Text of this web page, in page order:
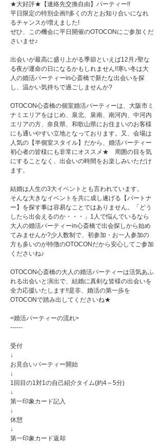
★大好評★【連絡先交換自由】パーティー!!
平日限定の特別企画!!多くの方とお知り合いになれ
るチャンスが増えました!
ぜひ、この機会に平日開催のOTOCONにご参加くだ
さいませ♪
出会いが最高に盛り上がる季節といえば12月♪聖な
る夜が運命の日になるかもしれません!!寒い冬は大
人の婚活パーティーin心斎橋で新たな出会いを探
し、温かい気持ちで過ごしませんか?
OTOCON心斎橋の個室婚活パーティーは、大阪市ミ
ナミエリアをはじめ、泉北、泉南、南河内、中河内
エリアの方、奈良県、和歌山県にお住まいのお客様
にも通いやすい立地となっております。又、会場は
人気の【半個室スタイル】だから、婚活パーティー
初心者の皆様にも非常にオススメ★ 周囲の目を気
にすることなく、出会いの時間をお楽しみいただけ
ます。
結婚は人生の3大イベントとも言われています。
そんな大きなイベントを共に成し遂げる【パートナ
ー】を探す事は容易なことではありません。「どう
したら出会えるのか・・・」1人で悩んでいるなら
大人の婚活パーティーin心斎橋で出会探しから始め
てみませんか?少人数制で、初参加・お一人参加の
方も多いのが特徴のOTOCONだから安心してご参加
くださいね♪
OTOCON心斎橋の大人の婚活パーティーは活気あふ
れる出会いと演出で、結婚に真剣な皆様の出会いを
全力応援いたします!!是非、婚活の第一歩を
OTOCONで踏み出してくださいね★
<婚活パーティーの流れ>
------
受付
↓
お見合いパーティー開始
↓
1回目の1対1の自己紹介タイム(約4～5分)
↓
第一印象カード記入
↓
休憩
↓
第一印象カード返却